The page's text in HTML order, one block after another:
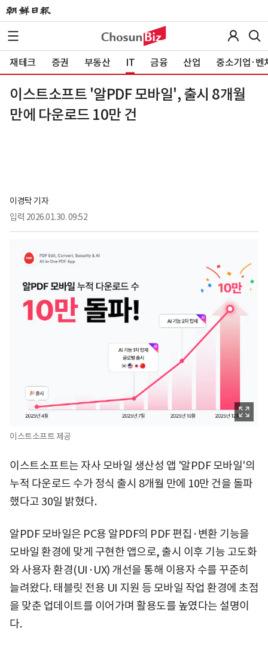
재테크 증권 부동산 IT 금융 산업 중소기업·벤
이스트소프트 '알PDF 모바일', 출시 8개월
만에 다운로드 10만 건
이경탁 기자
입력 2026.01.30. 09:52
이스트소프트 제공
이스트소프트는 자사 모바일 생산성 앱 '알PDF 모바일'의
누적 다운로드 수가 정식 출시 8개월 만에 10만 건을 돌파
했다고 30일 밝혔다.
알PDF 모바일은 PC용 알PDF의 PDF 편집·변환 기능을
모바일 환경에 맞게 구현한 앱으로, 출시 이후 기능 고도화
와 사용자 환경(UI·UX) 개선을 통해 이용자 수를 꾸준히
늘려왔다. 태블릿 전용 UI 지원 등 모바일 작업 환경에 초점
을 맞춘 업데이트를 이어가며 활용도를 높였다는 설명이
다.